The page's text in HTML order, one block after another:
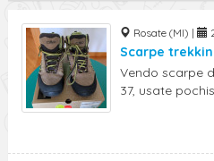
Rosate (MI) |
Scarpe
Vendo scarpe
37, usate